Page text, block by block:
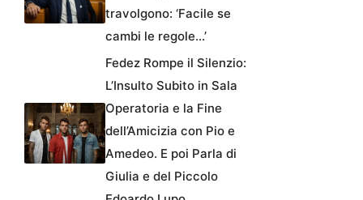
travolgono: ‘Facile se
cambi le regole…’
Fedez Rompe il Silenzio:
L’Insulto Subito in Sala
Operatoria e la Fine
dell’Amicizia con Pio e
Amedeo. E poi Parla di
Giulia e del Piccolo